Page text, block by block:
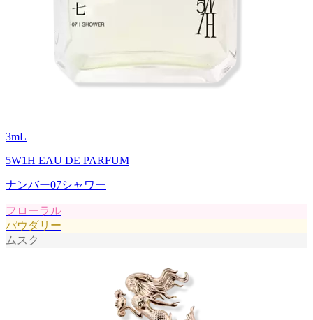
3mL
5W1H EAU DE PARFUM
ナンバー07シャワー
フローラル
パウダリー
ムスク